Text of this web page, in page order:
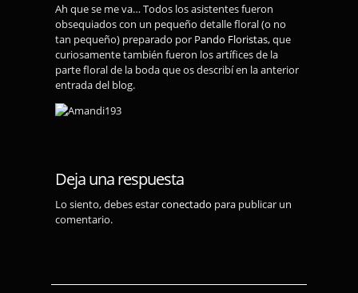
Ah que se me va… Todos los asistentes fueron
obsequiados con un pequeño detalle floral (o no
tan pequeño) preparado por Pando Floristas, que
curiosamente también fueron los artífices de la
parte floral de la boda que os describí en la anterior
entrada del blog.
Deja una respuesta
Lo siento, debes estarconectado para publicar un
comentario.